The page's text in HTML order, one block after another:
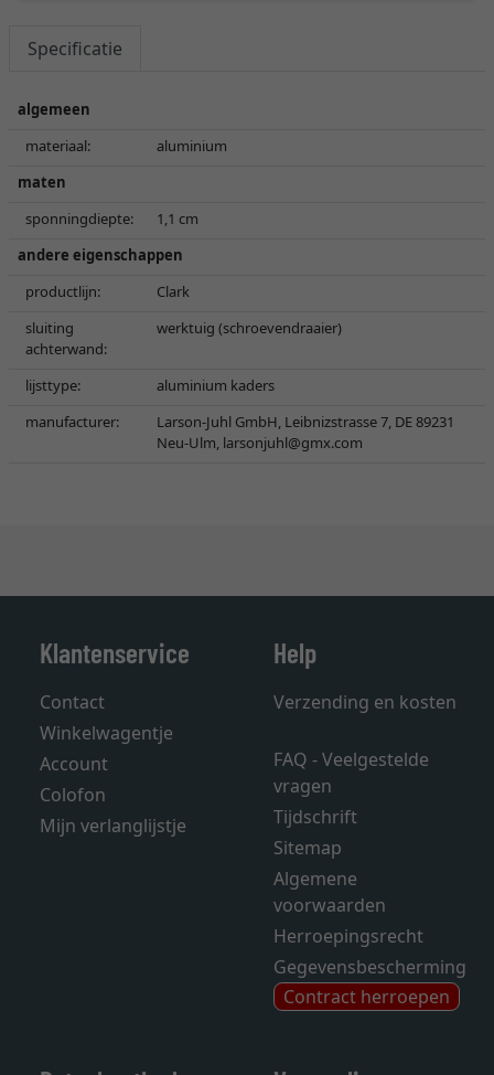
Specificatie
algemeen
materiaal:
aluminium
maten
sponningdiepte:
1,1 cm
andere eigenschappen
productlijn:
Clark
sluiting
achterwand:
werktuig (schroevendraaier)
lijsttype:
aluminium kaders
manufacturer:
Larson-Juhl GmbH, Leibnizstrasse 7, DE 89231
Neu-Ulm, larsonjuhl@gmx.com
Klantenservice
Contact
Winkelwagentje
Account
Colofon
Mijn verlanglijstje
Help
Verzending en kosten
FAQ - Veelgestelde
vragen
Tijdschrift
Sitemap
Algemene
voorwaarden
Herroepingsrecht
Gegevensbescherming
Contract herroepen